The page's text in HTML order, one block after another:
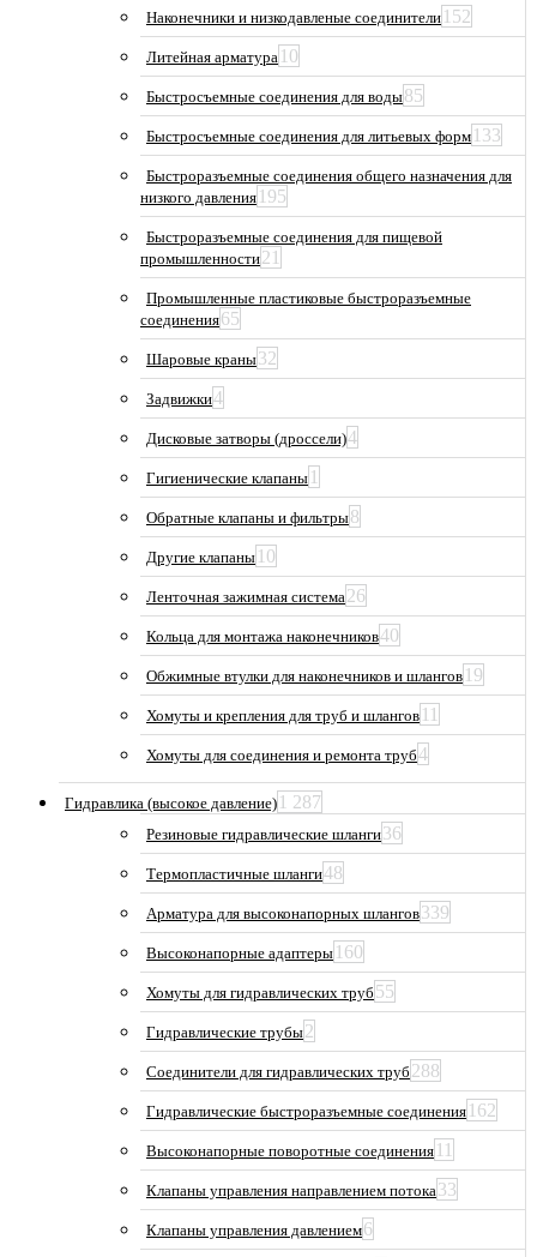
Наконечники и низкодавленые соединители 152
Литейная арматура 10
Быстросъемные соединения для воды85
Быстросъемные соединения для литьевых форм 133
Быстроразъемные соединения общего назначения для
низкого давления 195
Быстроразъемные соединения для пищевой
промышленности21
Промышленные пластиковые быстроразъемные
соединения65
Шаровые краны32
Задвижки4
Дисковые затворы (дроссели)4
Гигиенические клапаны 1
Обратные клапаны и фильтры8
Другие клапаны 10
Ленточная зажимная система26
Кольца для монтажа наконечников40
Обжимные втулки для наконечников и шлангов 19
Хомуты и крепления для труб и шлангов 11
Хомуты для соединения и ремонта труб4
Гидравлика (высокое давление) 1 287
Резиновые гидравлические шланги36
Термопластичные шланги48
Арматура для высоконапорных шлангов339
Высоконапорные адаптеры 160
Хомуты для гидравлических труб 55
Гидравлические трубы2
Соединители для гидравлических труб 288
Гидравлические быстроразъемные соединения 162
Высоконапорные поворотные соединения 11
Клапаны управления направлением потока33
Клапаны управления давлением6